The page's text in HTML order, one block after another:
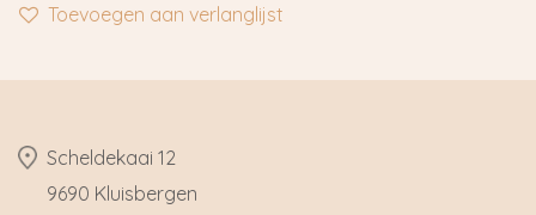
Toevoegen aan verlanglijst
​Scheldekaai 12
9690 Kluisbergen